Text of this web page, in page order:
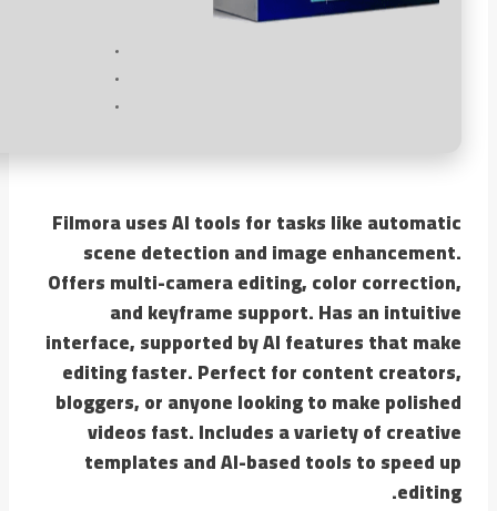
Filmora uses AI tools for tasks like automatic
scene detection and image enhancement.
Offers multi-camera editing, color correction,
and keyframe support. Has an intuitive
interface, supported by AI features that make
editing faster. Perfect for content creators,
bloggers, or anyone looking to make polished
videos fast. Includes a variety of creative
templates and AI-based tools to speed up
editing.